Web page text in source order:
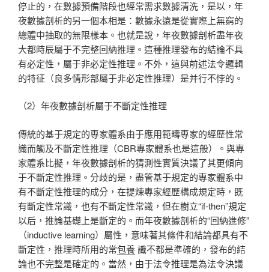
停止的，在數據預備階段也經常需求數據清洗，是以，年
夜數據剖析的另一個本相是：數據永遠是從實際上無窮的
總體中抽取的無限樣本。也就是說，年夜數據剖析盡年夜
大都時辰屬于不完整回納推理。這種推理發布的結論不具
有必定性，屬于非必定性推理。不外，這與前述法令邏輯
的特征（良多情形部屬于非必定性推理）是并行不悖的。
（2）年夜數據剖析屬于不斷定性推理
傳統的基于規定的專家體系由于應用範疇專家的經歷性常
識而觸及不斷定性推理（CBR專家體系也是這般）。與專
家體系比擬，年夜數據剖析的猜測性實質決議了其更傾向
于不斷定性推理。分歧的是，盡管基于規定的專家體系中
有不斷定性推理的成分，在提煉專家經歷構成規定時，既
有斷定性常識，也有不斷定性常識，但在樹立“if-then”規定
以后，推論基礎上是斷定的。而年夜數據剖析的“回納進修”
（inductive learning）屬性，意味著其條件和結論都具有不
斷定性，推理時所用的常包養識不都是準確的，發布的結
論也不完整是確定的。當然，由于法令推理是為法令決議